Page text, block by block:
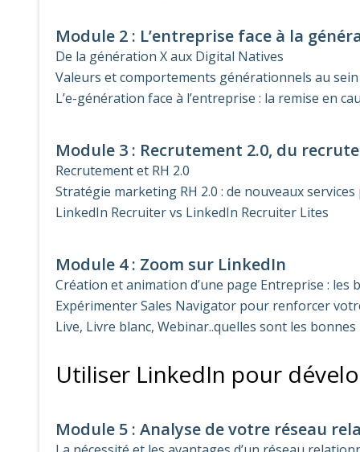
Module 2 : L’entreprise face à la
De la génération X aux Digital Natives
Valeurs et comportements générationnels au sein
L’e-génération face à l’entreprise : la remise en
Module 3 : Recrutement 2.0, du
Recrutement et RH 2.0
Stratégie marketing RH 2.0 : de nouveaux
LinkedIn Recruiter vs LinkedIn Recruiter Lites
Module 4 : Zoom sur LinkedIn
Création et animation d’une page Entreprise :
Expérimenter Sales Navigator pour renforcer
Live, Livre blanc, Webinar..quelles sont les
Utiliser LinkedIn pour
Module 5 : Analyse de votre réseau